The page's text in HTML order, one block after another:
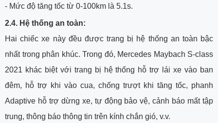
- Mức độ tăng tốc từ 0-100km là 5.1s.
2.4. Hệ thống an toàn:
Hai chiếc xe này đều được trang bị hệ thống an toàn bậc
nhất trong phân khúc. Trong đó, Mercedes Maybach S-class
2021 khác biệt với trang bị hệ thống hỗ trợ lái xe vào ban
đêm, hỗ trợ khi vào cua, chống trượt khi tăng tốc, phanh
Adaptive hỗ trợ dừng xe, tự động bảo vệ, cảnh báo mất tập
trung, thông báo thông tin trên kính chắn gió, v.v.